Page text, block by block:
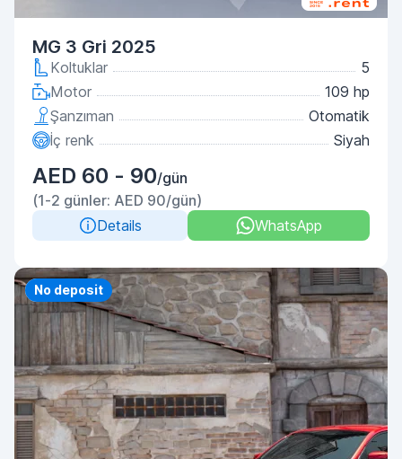
MG 3 Gri 2025
Koltuklar
5
Motor
109 hp
Şanzıman
Otomatik
İç renk
Siyah
AED 60 - 90/gün
(1-2 günler: AED 90/gün)
Details
WhatsApp
Priority
No deposit